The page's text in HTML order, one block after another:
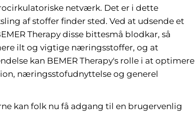
netværk. Det er i dette
af stoffer finder sted. Ved at udsende et
Therapy disse bittesmå blodkar, så
ilt og vigtige næringsstoffer, og at
kan BEMER Therapy's rolle i at optimere
næringsstofudnyttelse og generel
kan folk nu få adgang til en brugervenlig